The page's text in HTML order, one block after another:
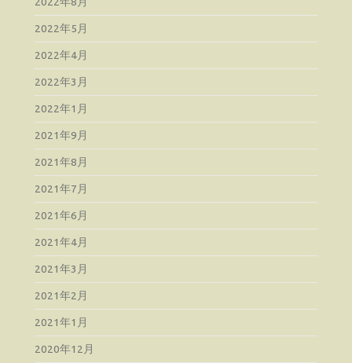
2022年5月
2022年4月
2022年3月
2022年1月
2021年9月
2021年8月
2021年7月
2021年6月
2021年4月
2021年3月
2021年2月
2021年1月
2020年12月